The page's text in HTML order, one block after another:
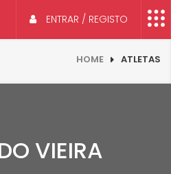
ENTRAR / REGISTO
HOME ATLETAS
VIEIRA